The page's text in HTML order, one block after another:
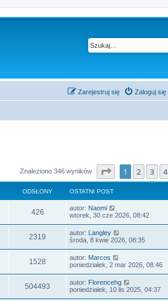
Zaloguj się
Zarejestruj się
Znaleziono 346 wyników Strona1 z7
1 2 3 4
ODSŁONY OSTATNI POST
426 autor: Naomi
wtorek, 30 cze 2026, 08:42
2319 autor: Langley
środa, 8 kwie 2026, 08:35
1528 autor: Marcos
poniedziałek, 2 mar 2026, 08:46
504493 autor: Florencehg
poniedziałek, 10 lis 2025, 04:37